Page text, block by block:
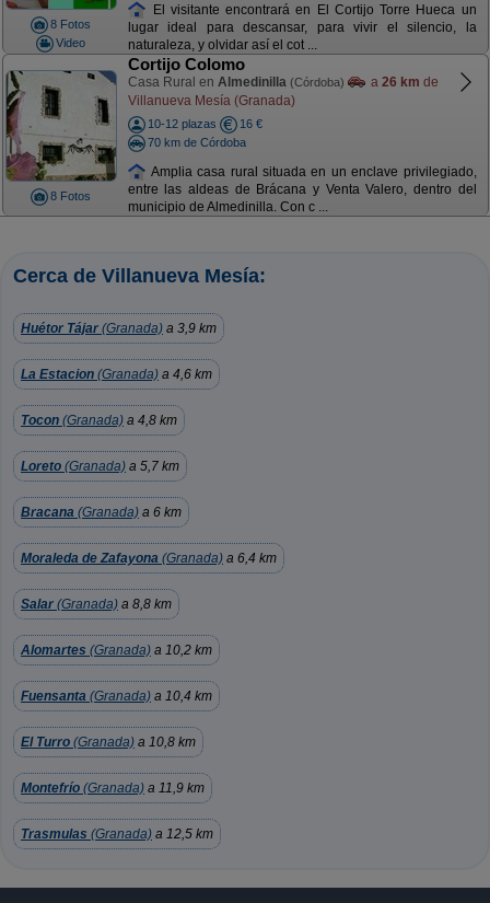
8 Fotos
Video
El visitante encontrará en El Cortijo Torre Hueca un
lugar ideal para descansar, para vivir el silencio, la
naturaleza, y olvidar así el cot ...
8 Fotos
Cortijo Colomo
Casa Rural en Almedinilla (Córdoba) a 26 km de
Villanueva Mesía (Granada)
10-12 plazas
16 €
70 km de Córdoba
Amplia casa rural situada en un enclave privilegiado,
entre las aldeas de Brácana y Venta Valero, dentro del
municipio de Almedinilla. Con c ...
Cerca de Villanueva Mesía:
Huétor Tájar (Granada) a 3,9 km
La Estacion (Granada) a 4,6 km
Tocon (Granada) a 4,8 km
Loreto (Granada) a 5,7 km
Bracana (Granada) a 6 km
Moraleda de Zafayona (Granada) a 6,4 km
Salar (Granada) a 8,8 km
Alomartes (Granada) a 10,2 km
Fuensanta (Granada) a 10,4 km
El Turro (Granada) a 10,8 km
Montefrío (Granada) a 11,9 km
Trasmulas (Granada) a 12,5 km